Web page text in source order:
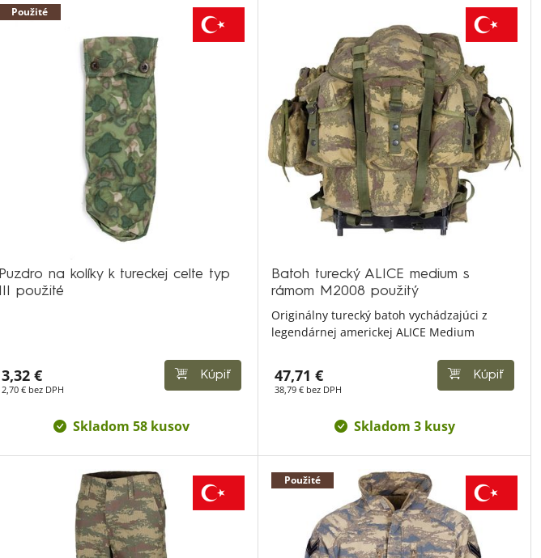
Použité
Puzdro na kolíky k tureckej celte typ
III použité
3,32 €
2,70 € bez DPH
Kúpiť
Skladom 58 kusov
Batoh turecký ALICE medium s
rámom M2008 použitý
Originálny turecký batoh vychádzajúci z
legendárnej americkej ALICE Medium
47,71 €
38,79 € bez DPH
Kúpiť
Skladom 3 kusy
Použité